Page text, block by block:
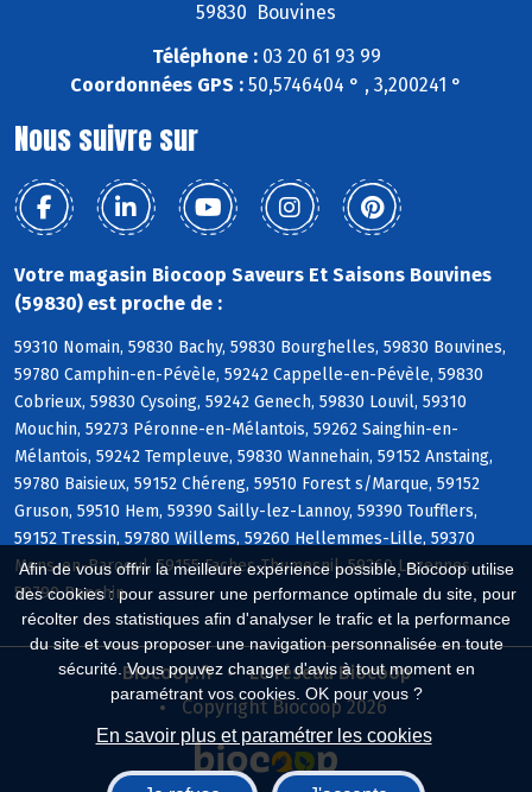
Afin de vous offrir la meilleure expérience possible, Biocoop utilise
des cookies : pour assurer une performance optimale du site, pour
récolter des statistiques afin d'analyser le trafic et la performance
du site et vous proposer une navigation personnalisée en toute
sécurité. Vous pouvez changer d'avis à tout moment en
paramétrant vos cookies. OK pour vous ?
En savoir plus et paramétrer les cookies
59830 Bouvines
Téléphone :03 20 61 93 99
Coordonnées GPS : 50,5746404 ° , 3,200241 °
Nous suivre sur
Votre magasin Biocoop Saveurs Et Saisons Bouvines
(59830) est proche de :
59310 Nomain, 59830 Bachy, 59830 Bourghelles, 59830 Bouvines,
59780 Camphin-en-Pévèle, 59242 Cappelle-en-Pévèle, 59830
Cobrieux, 59830 Cysoing, 59242 Genech, 59830 Louvil, 59310
Mouchin, 59273 Péronne-en-Mélantois, 59262 Sainghin-en-
Mélantois, 59242 Templeuve, 59830 Wannehain, 59152 Anstaing,
59780 Baisieux, 59152 Chéreng, 59510 Forest s/Marque, 59152
Gruson, 59510 Hem, 59390 Sailly-lez-Lannoy, 59390 Toufflers,
59152 Tressin, 59780 Willems, 59260 Hellemmes-Lille, 59370
Mons-en-Baroeul, 59155 Faches-Thumesnil, 59260 Lezennes,
59790 Ronchin
Biocoop.fr
Le réseau Biocoop
Copyright Biocoop 2026